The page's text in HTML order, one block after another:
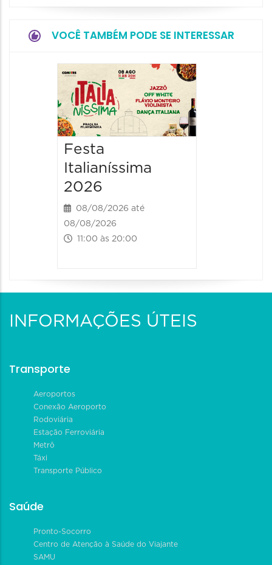
VOCÊ TAMBÉM PODE SE INTERESSAR
Festa
Italianíssima
2026
08/08/2026 até
08/08/2026
11:00 às 20:00
INFORMAÇÕES ÚTEIS
Transporte
Aeroportos
Conexão Aeroporto
Rodoviária
Estação Ferroviária
Metrô
Táxi
Transporte Público
Saúde
Pronto-Socorro
Centro de Atenção à Saúde do Viajante
SAMU